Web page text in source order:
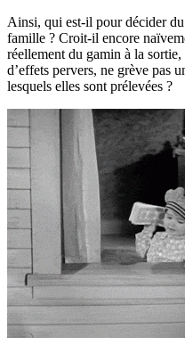
Ainsi, qui est-il pour décider
famille ? Croit-il encore
réellement du gamin à la
d’effets pervers, ne grève pas
lesquels elles sont prélevées ?